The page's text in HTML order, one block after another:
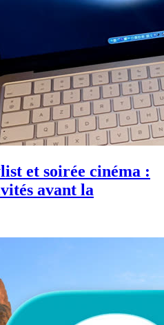
et soirée cinéma :
avant la